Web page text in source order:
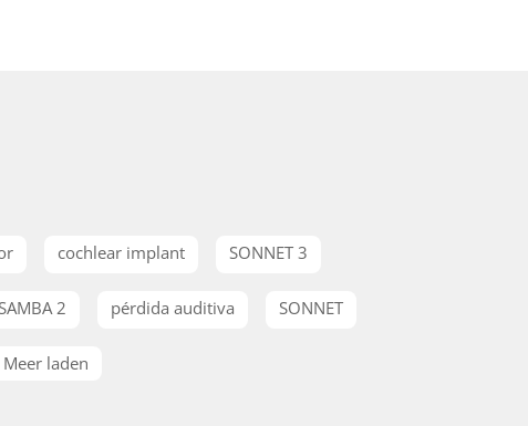
cochlear implant SONNET 3
2 pérdida auditiva SONNET
Meer laden